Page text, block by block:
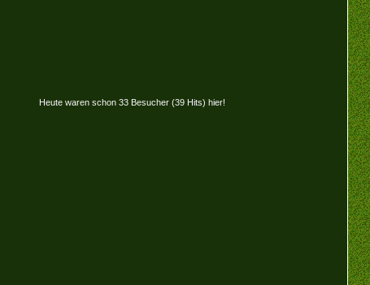
Heute waren schon 33 Besucher (39 Hits) hier!